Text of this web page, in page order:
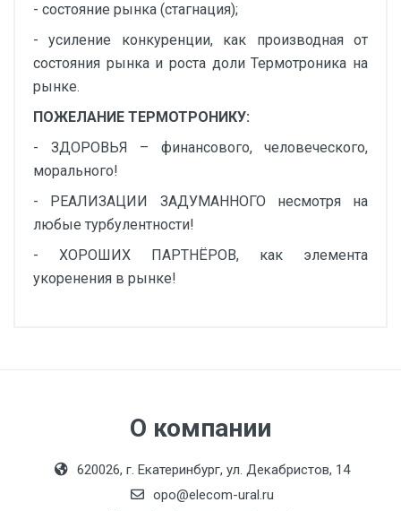
- состояние рынка (стагнация);
- усиление конкуренции, как производная от
состояния рынка и роста доли Термотроника на
рынке.
ПОЖЕЛАНИЕ ТЕРМОТРОНИКУ:
- ЗДОРОВЬЯ – финансового, человеческого,
морального!
- РЕАЛИЗАЦИИ ЗАДУМАННОГО несмотря на
любые турбулентности!
- ХОРОШИХ ПАРТНЁРОВ, как элемента
укоренения в рынке!
О компании
620026, г. Екатеринбург, ул. Декабристов, 14
opo@elecom-ural.ru